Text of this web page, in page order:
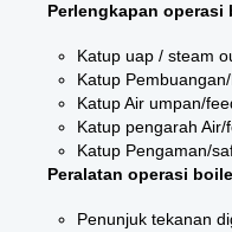
Perlengkapan operasi
Katup uap / steam
Katup
Katup Air umpan/
Katup pengarah
Katup Pengaman/
Peralatan operasi
Penunjuk tekanan